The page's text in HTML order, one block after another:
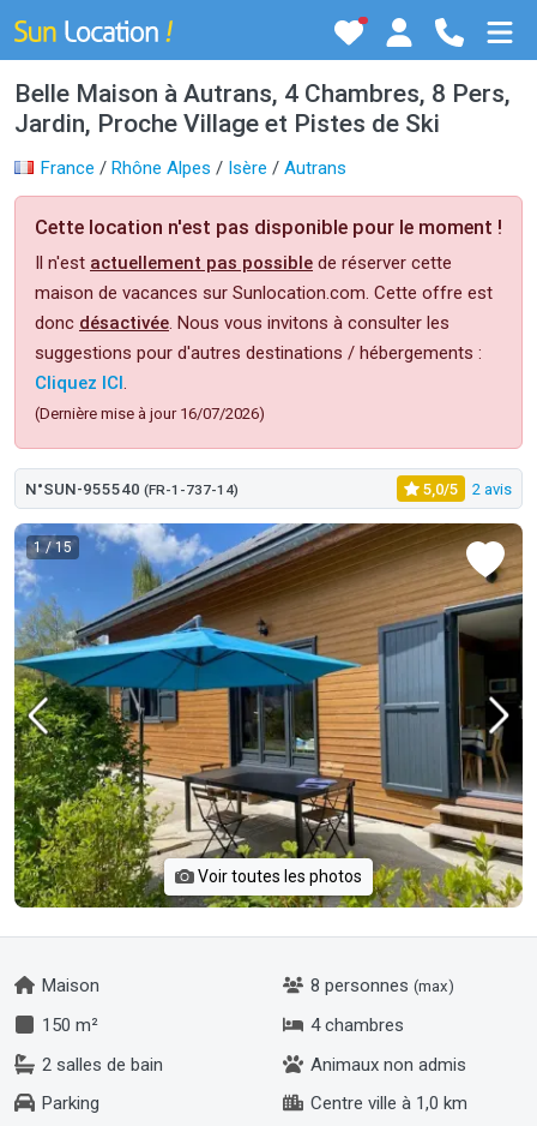
Belle Maison à Autrans, 4 Chambres, 8 Pers,
Jardin, Proche Village et Pistes de Ski
France / Rhône Alpes / Isère / Autrans
Cette location n'est pas disponible pour le moment !
Il n'est actuellement pas possible de réserver cette
maison de vacances sur Sunlocation.com. Cette offre est
donc désactivée. Nous vous invitons à consulter les
suggestions pour d'autres destinations / hébergements :
Cliquez ICI.
(Dernière mise à jour 16/07/2026)
N°SUN-955540 (FR-1-737-14) 5,0/5 2 avis
1/ 15
Voir toutes les photos
Maison 8 personnes (max)
150 m²
4 chambres
2 salles de bain
Animaux non admis
Parking
Centre ville à 1,0 km